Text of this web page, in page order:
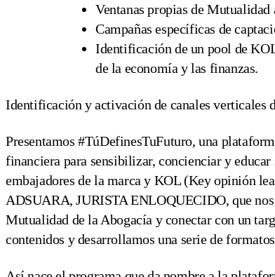
Ventanas propias de
Campañas específicas de
Identificación de un pool de
de la economía y las finanzas.
Identificación y activación de canales verticales
Presentamos #TúDefinesTuFuturo, una
financiera para sensibilizar, concienciar y
embajadores de la marca y KOL (Key opinión
ADSUARA, JURISTA ENLOQUECIDO, que
Mutualidad de la Abogacía y conectar con un
contenidos y desarrollamos una serie de